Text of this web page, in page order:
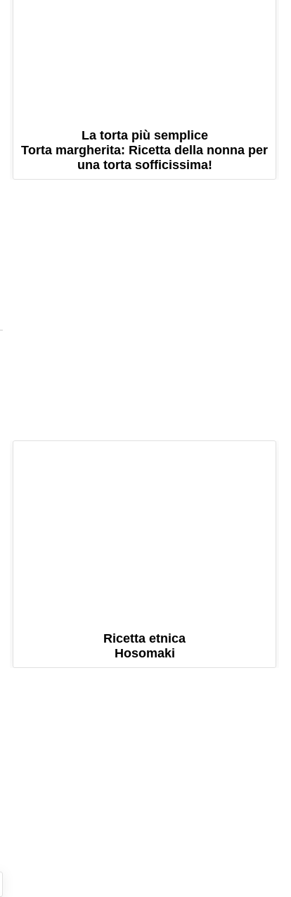
La torta più semplice
Torta margherita: Ricetta della nonna per
una torta sofficissima!
Ricetta etnica
Hosomaki